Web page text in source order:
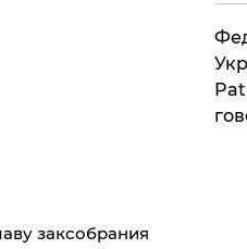
заксобрания